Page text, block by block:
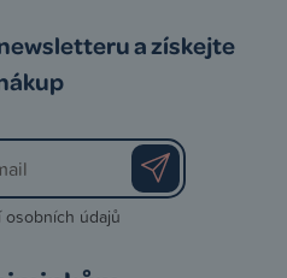
a získejte
osobních údajů